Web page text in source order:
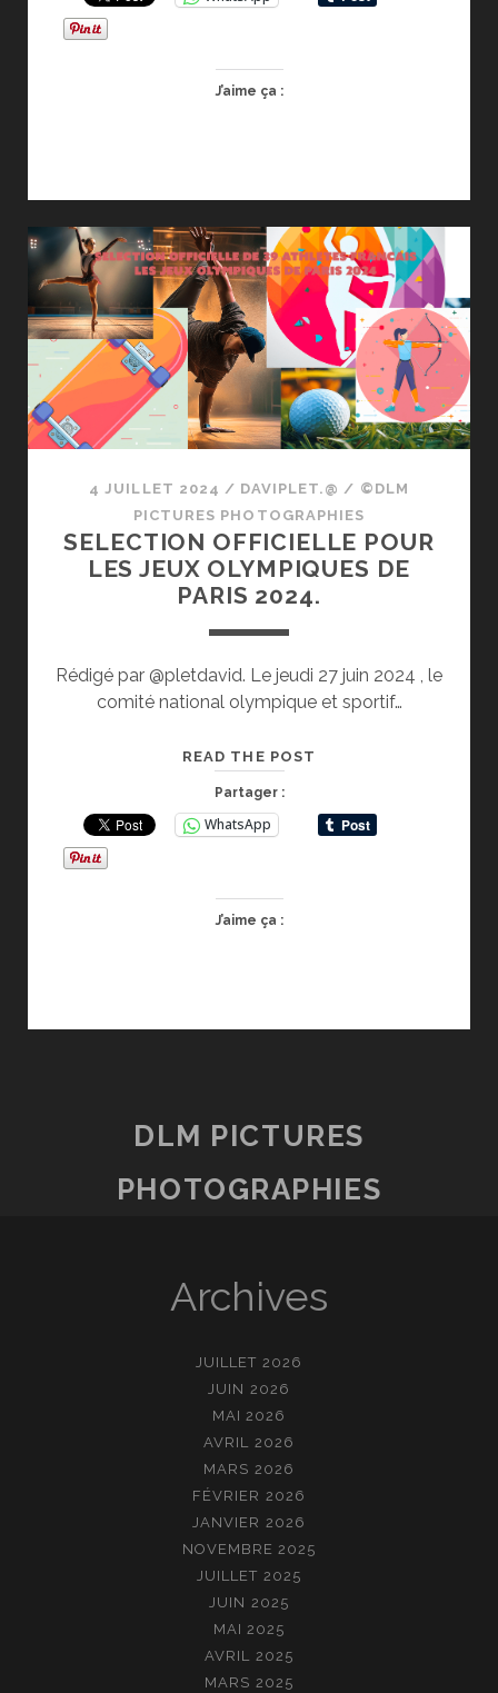
J’aime ça :
4 JUILLET 2024 / DAVIPLET.@ / ©DLM
PICTURES PHOTOGRAPHIES
SELECTION OFFICIELLE POUR
LES JEUX OLYMPIQUES DE
PARIS 2024.
Rédigé par @pletdavid. Le jeudi 27 juin 2024 , le
comité national olympique et sportif…
READ THE POST
LES
Partager :
WhatsApp
J’aime ça :
DLM PICTURES
PHOTOGRAPHIES
Archives
JUILLET 2026
JUIN 2026
MAI 2026
AVRIL 2026
MARS 2026
FÉVRIER 2026
JANVIER 2026
NOVEMBRE 2025
JUILLET 2025
JUIN 2025
MAI 2025
AVRIL 2025
MARS 2025